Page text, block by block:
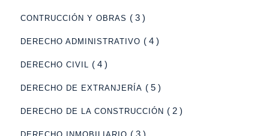
CONTRUCCIÓN Y OBRAS ( 3 )
DERECHO ADMINISTRATIVO ( 4 )
DERECHO CIVIL ( 4 )
DERECHO DE EXTRANJERÍA ( 5 )
DERECHO DE LA CONSTRUCCIÓN ( 2 )
( 3 )